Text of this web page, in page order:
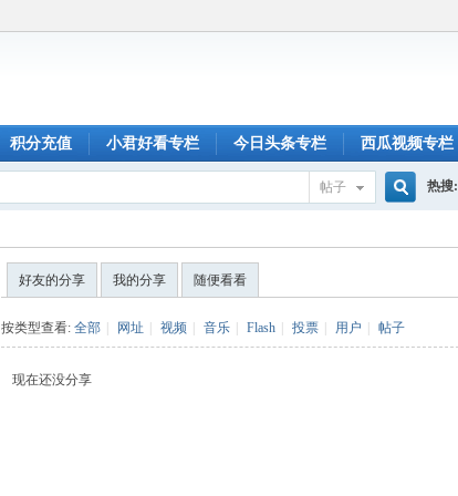
积分充值 小君好看专栏 今日头条专栏 西瓜视频专栏
帖子 热搜:
好友的分享 我的分享 随便看看
按类型查看: 全部 网址 视频 音乐 Flash 投票 用户 帖子
现在还没分享